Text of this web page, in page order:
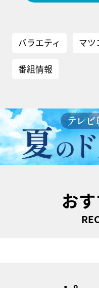
バラエティ マツ
番組情報
お